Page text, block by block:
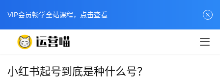
小红书起号到底是种什么号？
VIP会员畅学全站课程， 点击查看